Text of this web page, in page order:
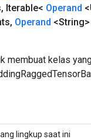
, Iterable< Operand
, Operand
membuat kelas
lingkup saat ini